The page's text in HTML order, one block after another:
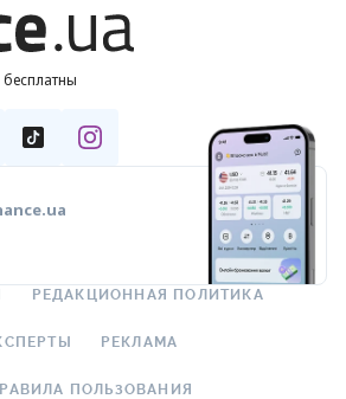
РЕДАКЦИОННАЯ ПОЛИТИКА
РЕКЛАМА
ПОЛЬЗОВАНИЯ